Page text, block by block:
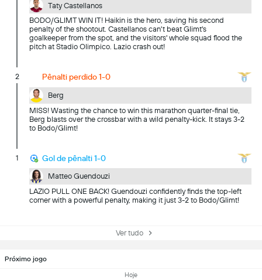
Taty Castellanos
BODO/GLIMT WIN IT! Haikin is the hero, saving his second
penalty of the shootout. Castellanos can't beat Glimt's
goalkeeper from the spot, and the visitors' whole squad flood the
pitch at Stadio Olimpico. Lazio crash out!
2 Pênalti perdido 1-0
Berg
MISS! Wasting the chance to win this marathon quarter-final tie,
Berg blasts over the crossbar with a wild penalty-kick. It stays 3-2
to Bodo/Glimt!
1 Gol de pênalti 1-0
Matteo Guendouzi
LAZIO PULL ONE BACK! Guendouzi confidently finds the top-left
corner with a powerful penalty, making it just 3-2 to Bodo/Glimt!
Ver tudo
Próximo jogo
Hoje